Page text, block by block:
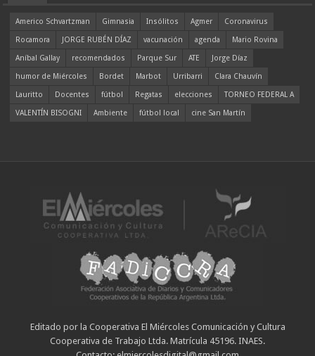
Americo Schvartzman Gimnasia Insólitos Agmer
Coronavirus
Rocamora
JORGE RUBÉN DÍAZ vacunación agenda
Mario Rovina
Aníbal Gallay
recomendados Parque Sur ATE
Jorge Díaz
humor de Miércoles
Bordet Marbot Urribarri
Clara Chauvín
Lauritto
Docentes fútbol Regatas elecciones
TORNEO FEDERAL A
VALENTÍN BISOGNI
Ambiente fútbol local cine San Martín
Editado por la Cooperativa El Miércoles Comunicación y Cultura
Cooperativa de Trabajo Ltda. Matrícula 45196. INAES.